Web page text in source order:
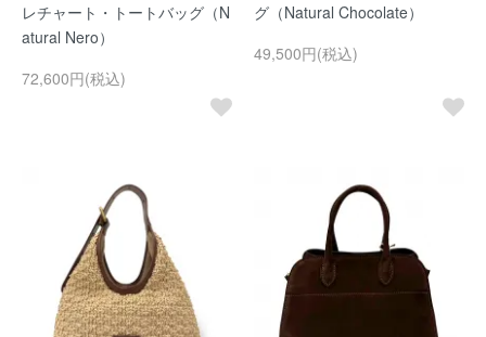
レチャート・トートバッグ（N
atural Nero）
72,600円(税込)
グ（Natural Chocolate）
49,500円(税込)